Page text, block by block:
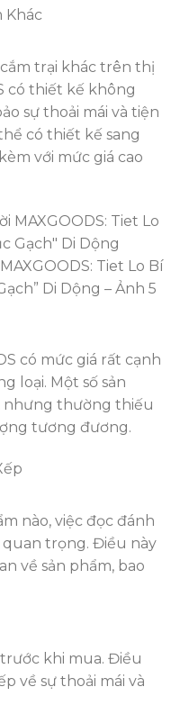
Khác
trại khác trên thị
có thiết kế không
sự thoải mái và tiện
có thiết kế sang
với mức giá cao
Tiet Lo Bí
Di Dộng – Ảnh 5
có mức giá rất cạnh
loại. Một số sản
nhưng thường thiếu
tương đương.
nào, việc đọc đánh
trọng. Điều này
về sản phẩm, bao
khi mua. Điều
về sự thoải mái và